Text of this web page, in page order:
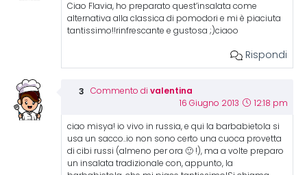
Ciao Flavia, ho preparato quest’insalata come
alternativa alla classica di pomodori e mi è piaciuta
tantissimo!!rinfrescante e gustosa ;)ciaoo
Rispondi
Commento di valentina
16 Giugno 2013 12:18 pm
ciao misya! io vivo in russia, e qui la barbabietola si
usa un sacco..io non sono certo una cuoca provetta
di cibi russi (almeno per ora 🙂 !), ma a volte preparo
un insalata tradizionale con, appunto, la